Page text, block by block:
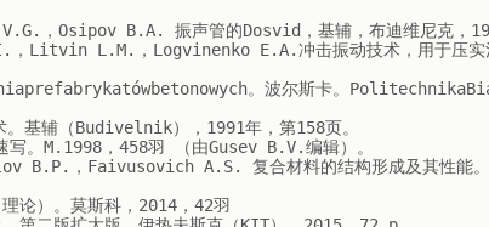
，Osipov B.A. 振声管的Dosvid，基辅，布迪维尼克，
Litvin L.M.，Logvinenko E.A.冲击振动技术，用于压实混
。波尔斯卡。
基辅（Budivelnik），1991年，第158页。
。M.1998，458羽 （由Gusev B.V.编辑）。
B.P.，Faivusovich A.S. 复合材料的结构形成及其性能。
论）。莫斯科，2014，42羽